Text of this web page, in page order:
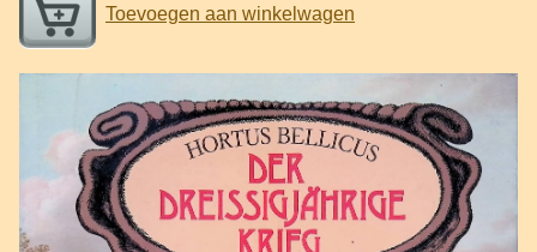
Toevoegen aan winkelwagen